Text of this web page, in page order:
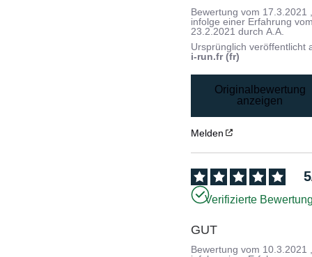
Bewertung vom 17.3.2021
infolge einer Erfahrung
23.2.2021 durchA.A.
Ursprünglich veröffentlicht
i-run.fr (fr)
Originalbewertung
anzeigen
Melden
5
Verifizierte
GUT
Bewertung vom 10.3.2021